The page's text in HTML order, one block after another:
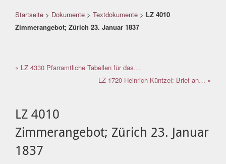
Startseite > Dokumente > Textdokumente > LZ 4010
Zimmerangebot; Zürich 23. Januar 1837
« LZ 4330 Pfarramtliche Tabellen für das…
LZ 1720 Heinrich Küntzel: Brief an… »
LZ 4010
Zimmerangebot; Zürich 23. Januar
1837